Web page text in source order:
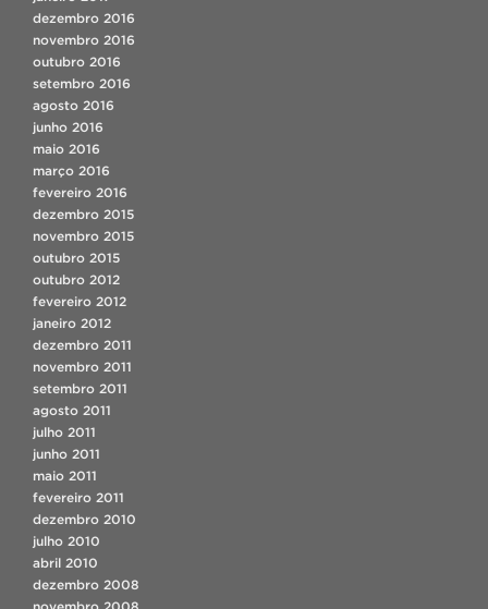
dezembro 2016
novembro 2016
outubro 2016
setembro 2016
agosto 2016
junho 2016
maio 2016
março 2016
fevereiro 2016
dezembro 2015
novembro 2015
outubro 2015
outubro 2012
fevereiro 2012
janeiro 2012
dezembro 2011
novembro 2011
setembro 2011
agosto 2011
julho 2011
junho 2011
maio 2011
fevereiro 2011
dezembro 2010
julho 2010
abril 2010
dezembro 2008